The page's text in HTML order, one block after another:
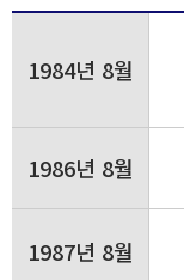
1984년 8월
1986년 8월
1987년 8월